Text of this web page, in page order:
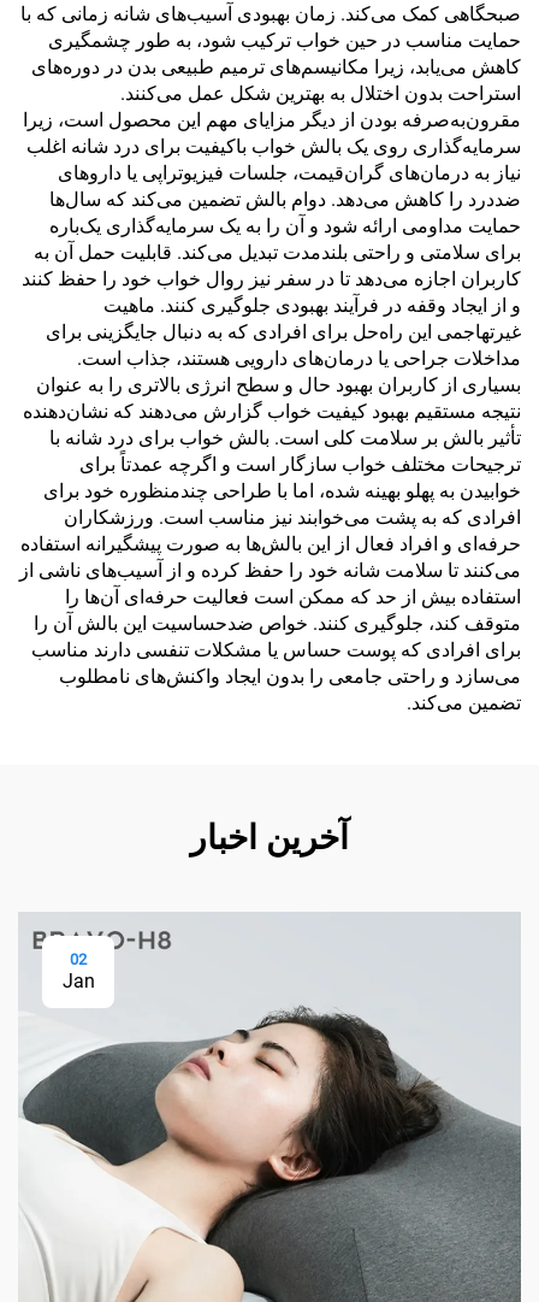
صبحگاهی کمک می‌کند. زمان بهبودی آسیب‌های شانه زمانی که با
حمایت مناسب در حین خواب ترکیب شود، به طور چشمگیری
کاهش می‌یابد، زیرا مکانیسم‌های ترمیم طبیعی بدن در دوره‌های
استراحت بدون اختلال به بهترین شکل عمل می‌کنند.
مقرون‌به‌صرفه بودن از دیگر مزایای مهم این محصول است، زیرا
سرمایه‌گذاری روی یک بالش خواب باکیفیت برای درد شانه اغلب
نیاز به درمان‌های گران‌قیمت، جلسات فیزیوتراپی یا داروهای
ضددرد را کاهش می‌دهد. دوام بالش تضمین می‌کند که سال‌ها
حمایت مداومی ارائه شود و آن را به یک سرمایه‌گذاری یک‌باره
برای سلامتی و راحتی بلندمدت تبدیل می‌کند. قابلیت حمل آن به
کاربران اجازه می‌دهد تا در سفر نیز روال خواب خود را حفظ کنند
و از ایجاد وقفه در فرآیند بهبودی جلوگیری کنند. ماهیت
غیرتهاجمی این راه‌حل برای افرادی که به دنبال جایگزینی برای
مداخلات جراحی یا درمان‌های دارویی هستند، جذاب است.
بسیاری از کاربران بهبود حال و سطح انرژی بالاتری را به عنوان
نتیجه مستقیم بهبود کیفیت خواب گزارش می‌دهند که نشان‌دهنده
تأثیر بالش بر سلامت کلی است. بالش خواب برای درد شانه با
ترجیحات مختلف خواب سازگار است و اگرچه عمدتاً برای
خوابیدن به پهلو بهینه شده، اما با طراحی چندمنظوره خود برای
افرادی که به پشت می‌خوابند نیز مناسب است. ورزشکاران
حرفه‌ای و افراد فعال از این بالش‌ها به صورت پیشگیرانه استفاده
می‌کنند تا سلامت شانه خود را حفظ کرده و از آسیب‌های ناشی از
استفاده بیش از حد که ممکن است فعالیت حرفه‌ای آن‌ها را
متوقف کند، جلوگیری کنند. خواص ضدحساسیت این بالش آن را
برای افرادی که پوست حساس یا مشکلات تنفسی دارند مناسب
می‌سازد و راحتی جامعی را بدون ایجاد واکنش‌های نامطلوب
تضمین می‌کند.
آخرین اخبار
02
Jan